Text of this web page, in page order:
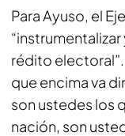
Para Ayuso, el
“instrumentalizar
rédito
que encima va
son ustedes los
nación, son